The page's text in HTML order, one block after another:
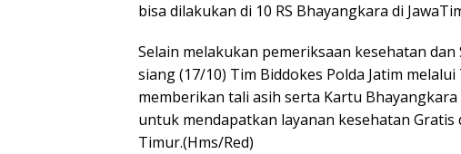
bisa dilakukan di 10 RS Bhayangkara di
Selain melakukan pemeriksaan kesehatan
siang (17/10) Tim Biddokes Polda Jatim
memberikan tali asih serta Kartu
untuk mendapatkan layanan kesehatan Gratis
Timur.(Hms/Red)